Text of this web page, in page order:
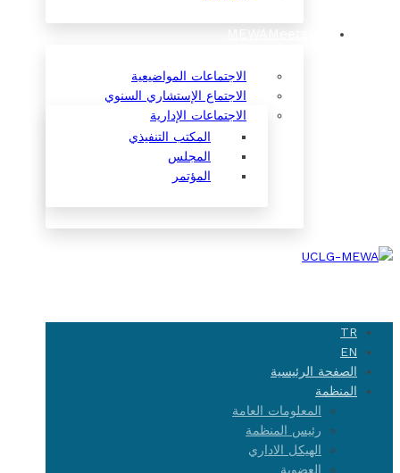
الاجتماعات المواضيعية
الاجتماع الإستشاري السنوي
الاجتماعات الإدارية
المكتب التنفيذي
المجلس
المؤتمر
TR
EN
الصفحة الرئيسية
المنظمة
المعلومات العامة
رئيس المنظمة
الهيكل الاداري
العضوية